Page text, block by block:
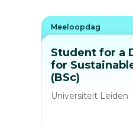
Student for a
for
(BSc)
Universiteit Leiden
Meeloopdag